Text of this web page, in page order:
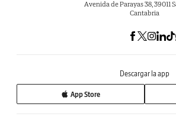
Avenida de Parayas 38, 39011
Cantabria
Descargar la app
App Store